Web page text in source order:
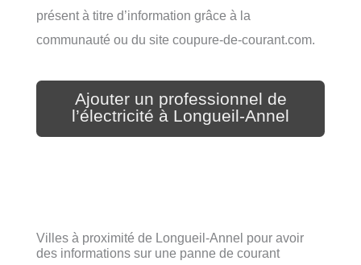
présent à titre d’information grâce à la
communauté ou du site coupure-de-courant.com.
Ajouter un professionnel de
l’électricité à Longueil-Annel
Villes à proximité de Longueil-Annel pour avoir
des informations sur une panne de courant